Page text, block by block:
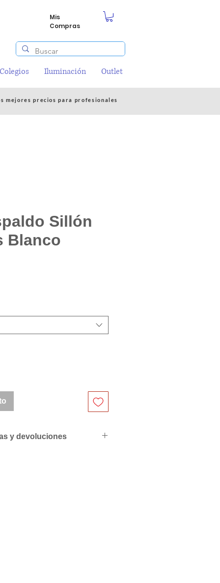
Mis
Compras
Iluminación Outlet
mejores precios para profesionales
Sillón
Blanco
y devoluciones
compras